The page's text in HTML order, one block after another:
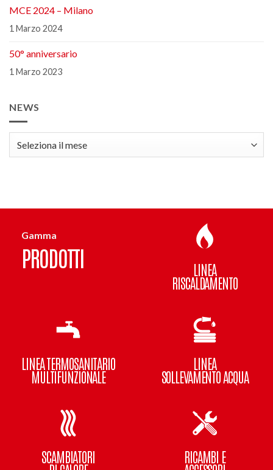
MCE 2024 – Milano
1 Marzo 2024
50° anniversario
1 Marzo 2023
NEWS
Gamma
PRODOTTI LINEA
RISCALDAMENTO
LINEA TERMOSANITARIO
MULTIFUNZIONALE
LINEA
SOLLEVAMENTO ACQUA
SCAMBIATORI RICAMBI E